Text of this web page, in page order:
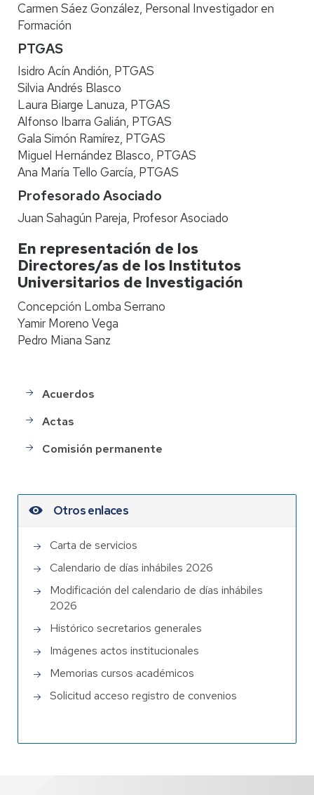
Carmen Sáez González, Personal Investigador en
Formación
PTGAS
Isidro Acín Andión, PTGAS
Silvia Andrés Blasco
Laura Biarge Lanuza, PTGAS
Alfonso Ibarra Galián, PTGAS
Gala Simón Ramírez, PTGAS
Miguel Hernández Blasco, PTGAS
Ana María Tello García, PTGAS
Profesorado Asociado
Juan Sahagún Pareja, Profesor Asociado
En representación de los
Directores/as de los Institutos
Universitarios de Investigación
Concepción Lomba Serrano
Yamir Moreno Vega
Pedro Miana Sanz
Actas
de
gobierno
Acuerdos
Actas
Comisión permanente
Otros enlaces
Carta de servicios
Calendario de días inhábiles 2026
Modificación del calendario de días inhábiles
2026
Histórico secretarios generales
Imágenes actos institucionales
Memorias cursos académicos
Solicitud acceso registro de convenios